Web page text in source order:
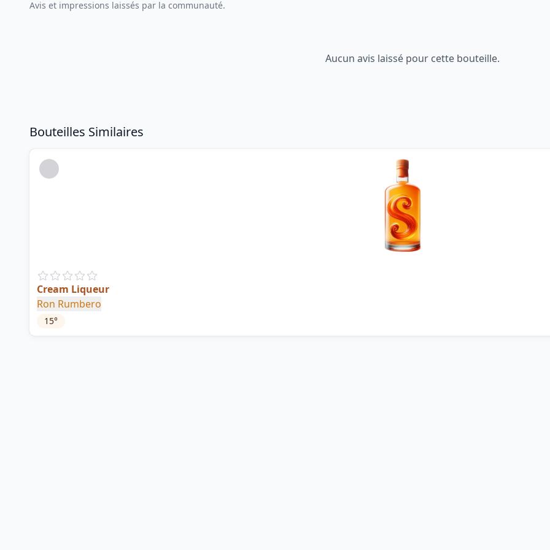
Avis et impressions laissés par la communauté.
Aucun avis laissé pour cette bouteille.
Bouteilles Similaires
Cream Liqueur
Ron Rumbero
15°